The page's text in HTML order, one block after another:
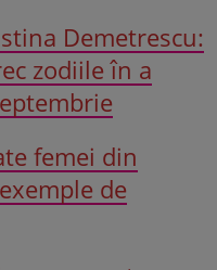
Demetrescu:
zodiile în a
femei din
de